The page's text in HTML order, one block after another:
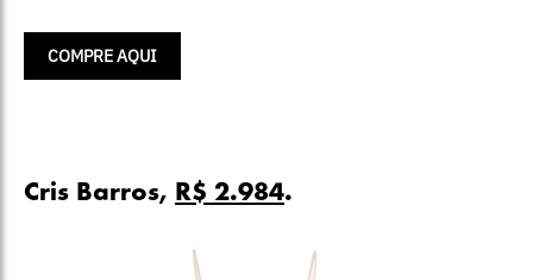
COMPRE AQUI
Cris Barros, R$ 2.984.